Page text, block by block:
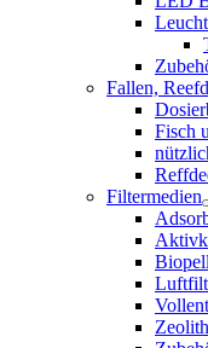
Fallen,
Fisch
Filtermedien
Zeolith